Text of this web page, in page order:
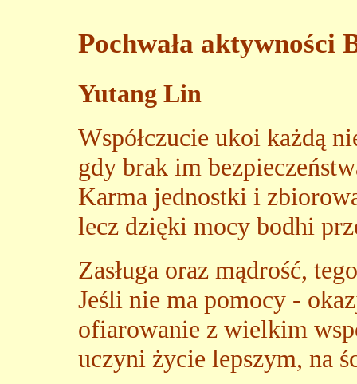
Pochwała aktywności
Yutang Lin
Współczucie ukoi każdą
gdy brak im
Karma jednostki i
lecz dzięki mocy bodhi
Zasługa oraz mądrość,
Jeśli nie ma pomocy -
ofiarowanie z wielkim
uczyni życie lepszym, na